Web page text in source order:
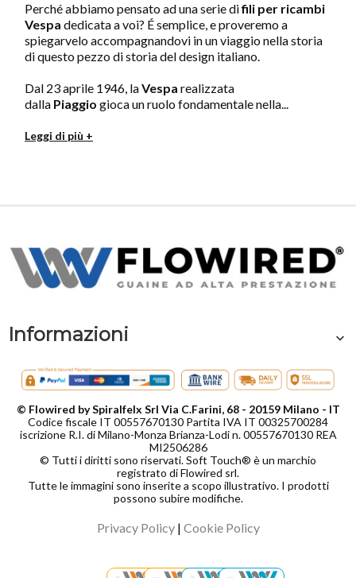
Perché abbiamo pensato ad una serie difili per ricambi
Vespa dedicata a voi? É semplice, e proveremo a
spiegarvelo accompagnandovi in un viaggio nella storia
di questo pezzo di storia del design italiano.
Dal 23 aprile 1946, laVespa realizzata
dalla Piaggio gioca un ruolo fondamentale nella...
Leggi di più +
Informazioni
© Flowired by Spiralfelx Srl Via C.Farini, 68 - 20159 Milano - IT
Codice fiscale IT 00557670130 Partita IVA IT 00325700284
iscrizione R.I. di Milano-Monza Brianza-Lodi n. 00557670130 REA
MI2506286
© Tutti i diritti sono riservati. Soft Touch® è un marchio
registrato di Flowired srl.
Tutte le immagini sono inserite a scopo illustrativo. I prodotti
possono subire modifiche.
Privacy Policy| Cookie Policy